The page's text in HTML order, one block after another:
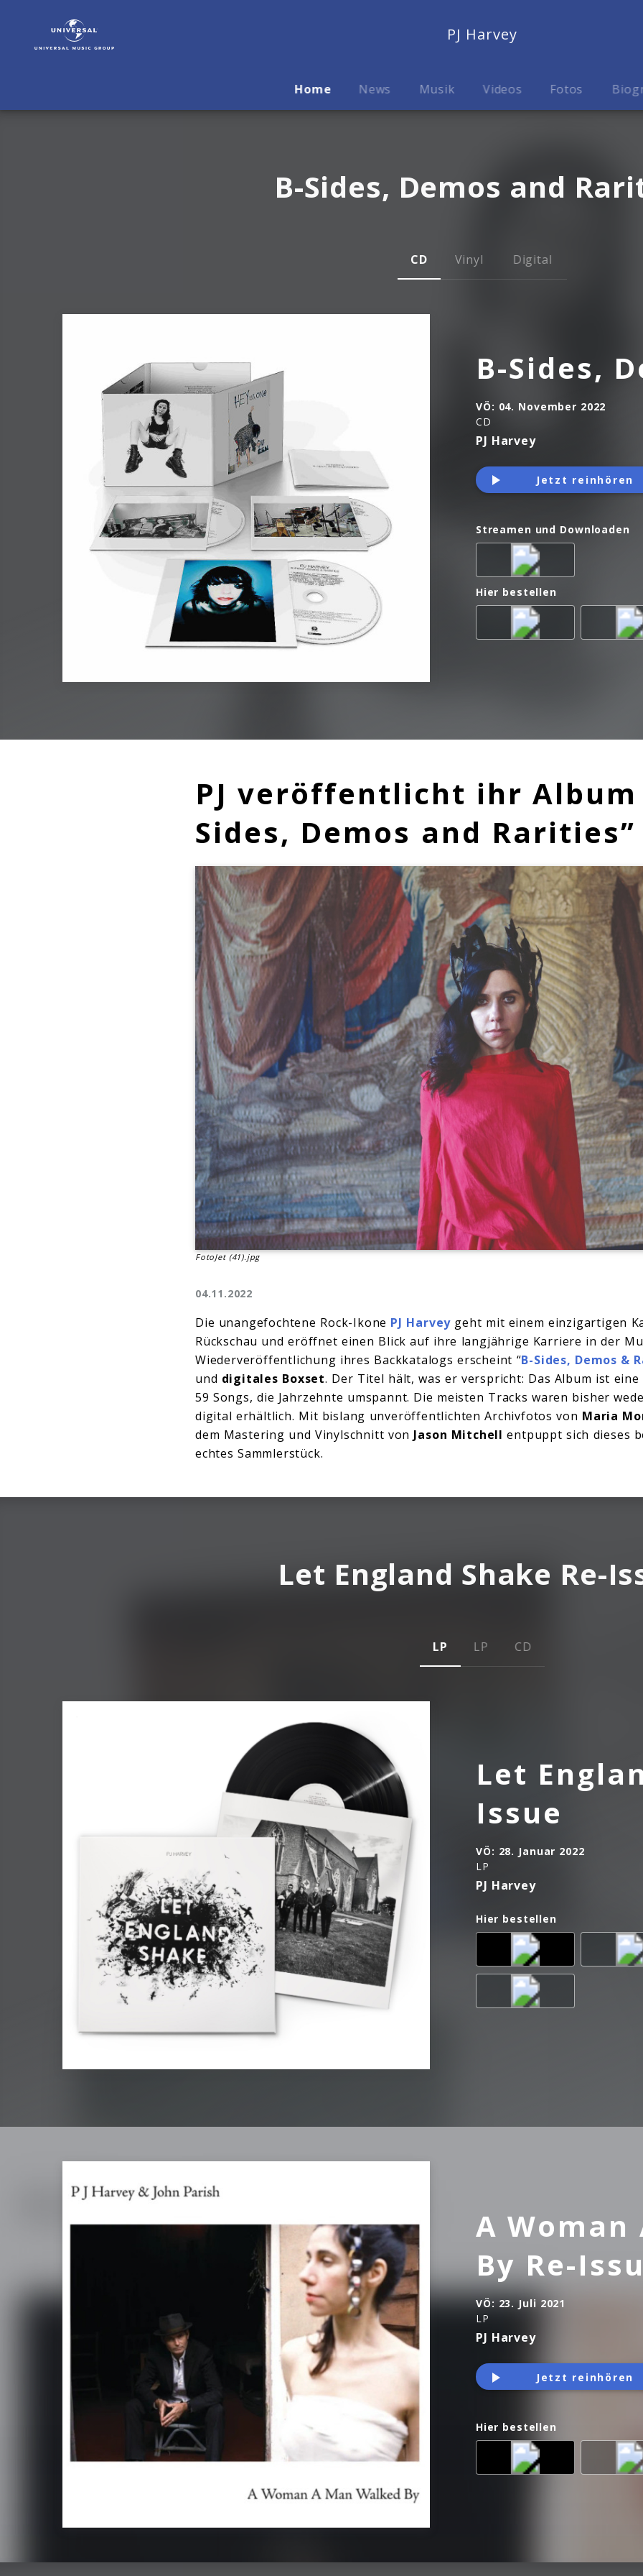
PJ Harvey
Home News Musik Videos Fotos
B-Sides, Demos and
CD Vinyl Digital
B-Sides,
VÖ: 04. November 2022
CD
PJ Harvey
Jetzt reinhören
Streamen und Downloaden
Hier bestellen
PJ veröffentlicht ihr Album
Sides, Demos and Rarities”
FotoJet (41).jpg
04.11.2022
Die unangefochtene Rock-Ikone PJ Harvey geht mit einem einzigartigen
Rückschau und eröffnet einen Blick auf ihre langjährige Karriere in der
Wiederveröffentlichung ihres Backkatalogs erscheint “B-Sides, Demos &
und digitales Boxset. Der Titel hält, was er verspricht: Das Album ist
59 Songs, die Jahrzehnte umspannt. Die meisten Tracks waren bisher
digital erhältlich. Mit bislang unveröffentlichten Archivfotos von Maria
dem Mastering und Vinylschnitt von Jason Mitchell entpuppt sich dieses
echtes Sammlerstück.
Let England Shake Re-
LP LP CD
Let
Issue
VÖ: 28. Januar 2022
LP
PJ Harvey
Hier bestellen
A Woman
By Re-
VÖ: 23. Juli 2021
LP
PJ Harvey
Jetzt reinhören
Hier bestellen